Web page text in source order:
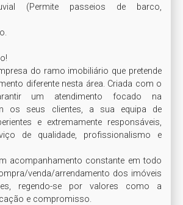
do ramo imobiliário que pretende
diferente nesta área. Criada com o
um atendimento focado na
os seus clientes, a sua equipa de
e extremamente responsáveis,
de qualidade, profissionalismo e
acompanhamento constante em todo
venda/arrendamento dos imóveis
regendo-se por valores como a
e compromisso.